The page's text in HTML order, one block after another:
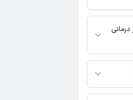
در دسترس